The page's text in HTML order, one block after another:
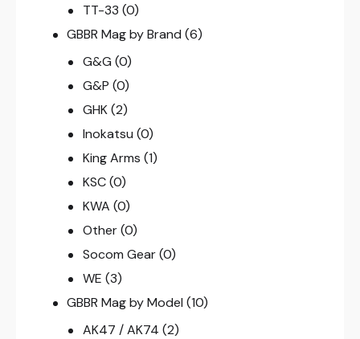
TT-33 (0)
GBBR Mag by Brand (6)
G&G (0)
G&P (0)
GHK (2)
Inokatsu (0)
King Arms (1)
KSC (0)
KWA (0)
Other (0)
Socom Gear (0)
WE (3)
GBBR Mag by Model (10)
AK47 / AK74 (2)